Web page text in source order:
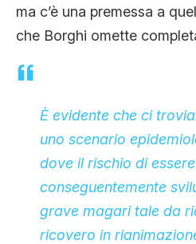
ma c’è una premessa a
che Borghi omette
È evidente che ci
uno scenario
dove il rischio di
conseguentemente
grave magari tale da
ricovero in